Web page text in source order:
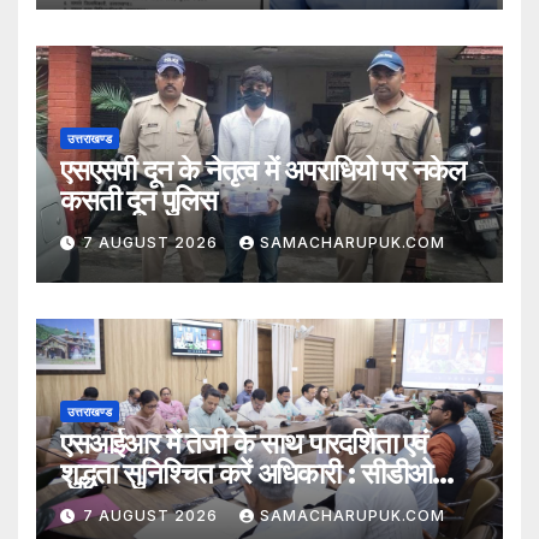
उत्तराखण्ड
एसएसपी दून के नेतृत्व में अपराधियो पर नकेल
कसती दून पुलिस
7 AUGUST 2026 SAMACHARUPUK.COM
उत्तराखण्ड
एसआईआर में तेजी के साथ पारदर्शिता एवं
शुद्धता सुनिश्चित करें अधिकारी : सीडीओ
अभिनव शाह
7 AUGUST 2026 SAMACHARUPUK.COM